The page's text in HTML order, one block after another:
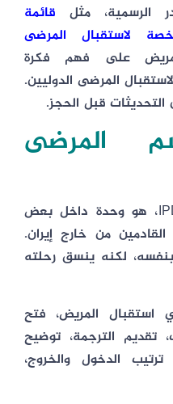
الرسمية، مثل قائمة
لاستقبال المرضى
على فهم فكرة
المرضى الدوليين.
قبل الحجز.
المرضى
قسم المرضى الدوليين، أو IPD، هو وحدة داخل بعض
من خارج إيران.
لكنه ينسق رحلته
المريض، فتح
تقديم الترجمة، توضيح
ترتيب الدخول والخروج،